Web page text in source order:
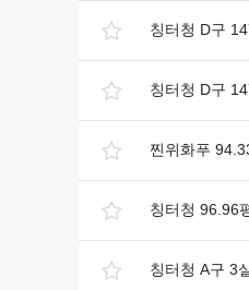
칭터청 D구
칭터청 D구
찐위화푸
칭터청 96.96
칭터청 A구 3